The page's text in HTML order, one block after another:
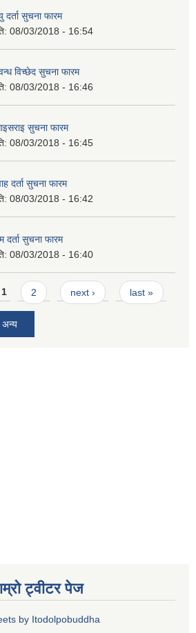
दर्ता सुचना फारम
08/03/2018 - 16:54
विच्छेद सुचना फारम
08/03/2018 - 16:46
सुचना फारम
08/03/2018 - 16:45
दर्ता सुचना फारम
08/03/2018 - 16:42
दर्ता सुचना फारम
08/03/2018 - 16:40
1 2 next › last »
अन्य
ट्वीटर पेज
by Itodolpobuddha